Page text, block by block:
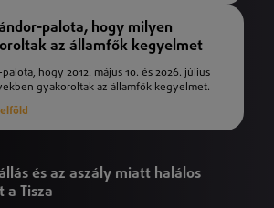
palota, hogy milyen
az államfők kegyelmet
hogy 2012. május 10. és 2026. július
gyakoroltak az államfők kegyelmet.
és az aszály miatt halálos
a Tisza